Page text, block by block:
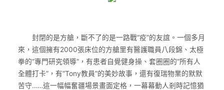
封閉的是方艙，斷不了的是一路戰“疫”的友誼。一個多月
來，這個擁有2000張床位的方艙里有醫護職員八段錦、太極
拳的“專門研究領導”，有患者自覺健身操、套圈圈的“所有人
全體打卡”，有“Tony教員”的美妙故事，還有復瑞物業的默默
苦守……這一幅幅奮疆場景畫面定格，一幕幕動人剎時記憶猶